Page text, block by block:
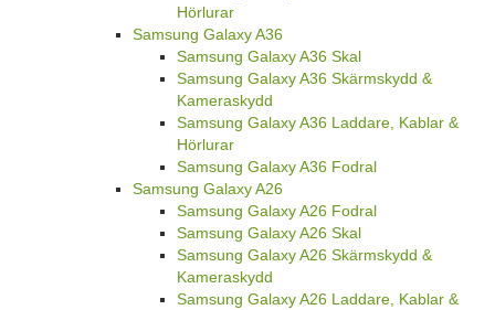
Hörlurar
Samsung Galaxy A36
Samsung Galaxy A36 Skal
Samsung Galaxy A36 Skärmskydd &
Kameraskydd
Samsung Galaxy A36 Laddare, Kablar &
Hörlurar
Samsung Galaxy A36 Fodral
Samsung Galaxy A26
Samsung Galaxy A26 Fodral
Samsung Galaxy A26 Skal
Samsung Galaxy A26 Skärmskydd &
Kameraskydd
Samsung Galaxy A26 Laddare, Kablar &